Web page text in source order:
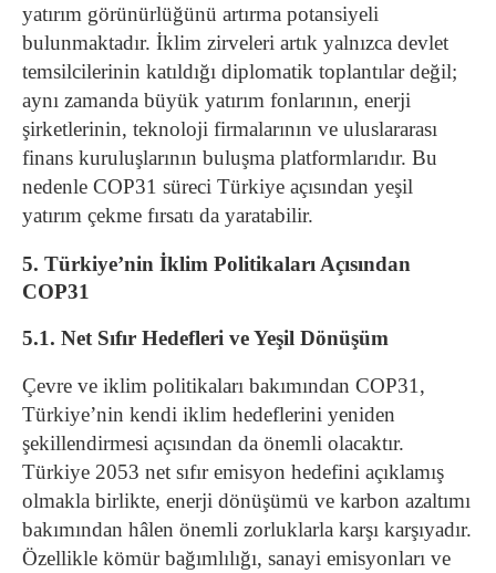
yatırım görünürlüğünü artırma potansiyeli
bulunmaktadır. İklim zirveleri artık yalnızca devlet
temsilcilerinin katıldığı diplomatik toplantılar değil;
aynı zamanda büyük yatırım fonlarının, enerji
şirketlerinin, teknoloji firmalarının ve uluslararası
finans kuruluşlarının buluşma platformlarıdır. Bu
nedenle COP31 süreci Türkiye açısından yeşil
yatırım çekme fırsatı da yaratabilir.
5. Türkiye’nin İklim Politikaları Açısından
COP31
5.1. Net Sıfır Hedefleri ve Yeşil Dönüşüm
Çevre ve iklim politikaları bakımından COP31,
Türkiye’nin kendi iklim hedeflerini yeniden
şekillendirmesi açısından da önemli olacaktır.
Türkiye 2053 net sıfır emisyon hedefini açıklamış
olmakla birlikte, enerji dönüşümü ve karbon azaltımı
bakımından hâlen önemli zorluklarla karşı karşıyadır.
Özellikle kömür bağımlılığı, sanayi emisyonları ve